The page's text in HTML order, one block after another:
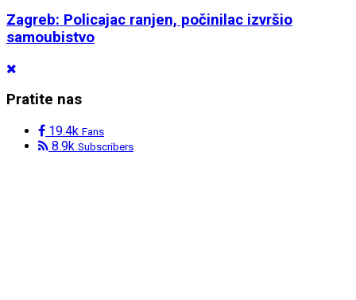
Zagreb: Policajac ranjen, počinilac izvršio
samoubistvo
Pratite nas
19.4k Fans
8.9k Subscribers